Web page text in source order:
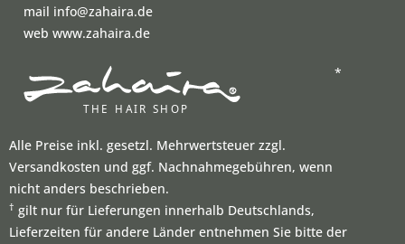
mail info@zahaira.de
web www.zahaira.de
*
Alle Preise inkl. gesetzl. Mehrwertsteuer zzgl.
Versandkosten und ggf. Nachnahmegebühren, wenn
nicht anders beschrieben.
† gilt nur für Lieferungen innerhalb Deutschlands,
Lieferzeiten für andere Länder entnehmen Sie bitte der